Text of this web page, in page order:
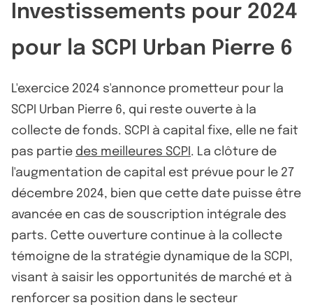
Investissements pour 2024
pour la SCPI Urban Pierre 6
L'exercice 2024 s'annonce prometteur pour la
SCPI Urban Pierre 6, qui reste ouverte à la
collecte de fonds. SCPI à capital fixe, elle ne fait
pas partie des meilleures SCPI . La clôture de
l'augmentation de capital est prévue pour le 27
décembre 2024, bien que cette date puisse être
avancée en cas de souscription intégrale des
parts. Cette ouverture continue à la collecte
témoigne de la stratégie dynamique de la SCPI,
visant à saisir les opportunités de marché et à
renforcer sa position dans le secteur